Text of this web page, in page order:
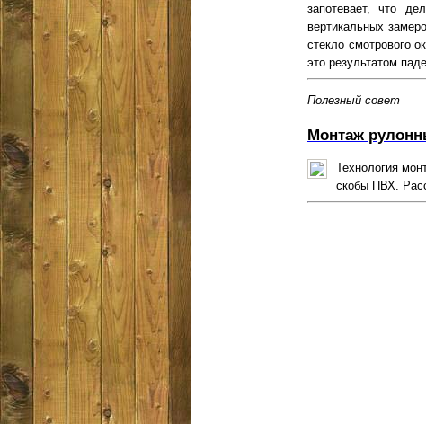
запотевает, что
вертикальных
стекло смотрового
это результатом
Полезный совет
Монтаж
Технология
скобы ПВХ.